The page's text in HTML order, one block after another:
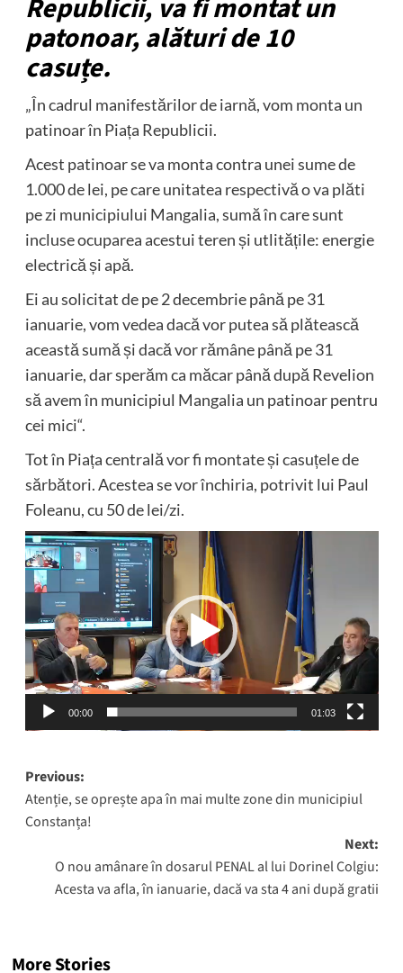
Republicii, va fi montat un
patonoar, alături de 10
casuțe.
„În cadrul manifestărilor de iarnă, vom monta un
patinoar în Piața Republicii.
Acest patinoar se va monta contra unei sume de
1.000 de lei, pe care unitatea respectivă o va plăti
pe zi municipiului Mangalia, sumă în care sunt
incluse ocuparea acestui teren și utlitățile: energie
electrică și apă.
Ei au solicitat de pe 2 decembrie până pe 31
ianuarie, vom vedea dacă vor putea să plătească
această sumă și dacă vor rămâne până pe 31
ianuarie, dar sperăm ca măcar până după Revelion
să avem în municipiul Mangalia un patinoar pentru
cei mici“.
Tot în Piața centrală vor fi montate și casuțele de
sărbători. Acestea se vor închiria, potrivit lui Paul
Foleanu, cu 50 de lei/zi.
Player
video
00:00 01:03
Post
navigation
Previous:
Atenție, se oprește apa în mai multe zone din municipiul
Constanța!
Next:
O nou amânare în dosarul PENAL al lui Dorinel Colgiu:
Acesta va afla, în ianuarie, dacă va sta 4 ani după gratii
More Stories